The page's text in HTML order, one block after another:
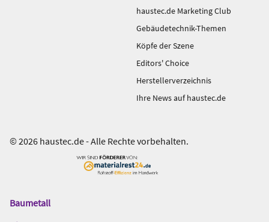
haustec.de Marketing Club
Gebäudetechnik-Themen
Köpfe der Szene
Editors' Choice
Herstellerverzeichnis
Ihre News auf haustec.de
© 2026 haustec.de - Alle Rechte vorbehalten.
Das
Baumetall